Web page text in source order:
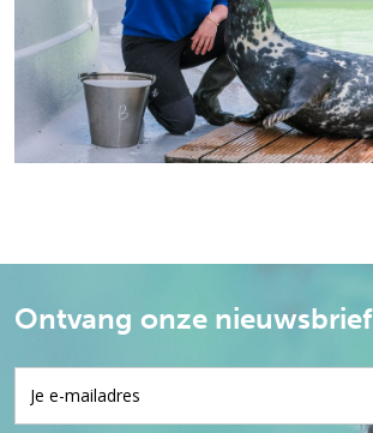
Ontvang onze nieuwsbrief